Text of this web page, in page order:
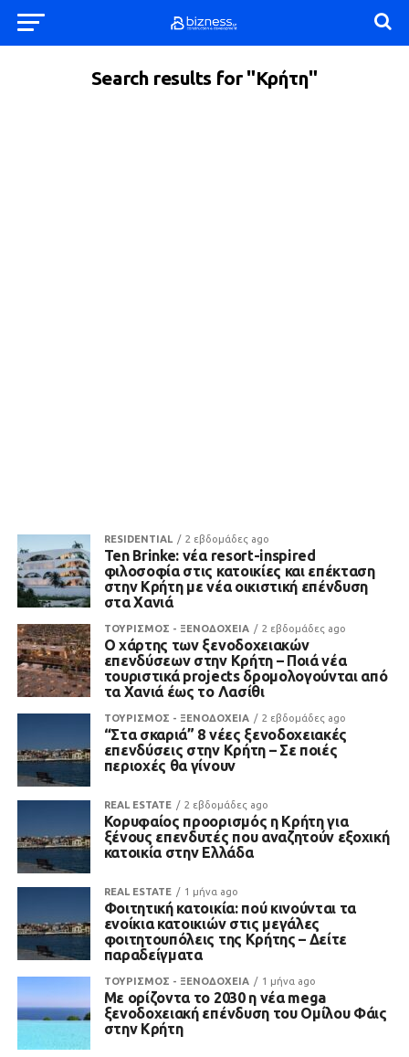
Search results for "Κρήτη"
RESIDENTIAL 2 εβδομάδες ago
Ten Brinke: νέα resort-inspired
φιλοσοφία στις κατοικίες και επέκταση
στην Κρήτη με νέα οικιστική επένδυση
στα Χανιά
ΤΟΥΡΙΣΜΟΣ - ΞΕΝΟΔΟΧΕΙΑ 2 εβδομάδες ago
Ο χάρτης των ξενοδοχειακών
επενδύσεων στην Κρήτη – Ποιά νέα
τουριστικά projects δρομολογούνται από
τα Χανιά έως το Λασίθι
ΤΟΥΡΙΣΜΟΣ - ΞΕΝΟΔΟΧΕΙΑ 2 εβδομάδες ago
“Στα σκαριά” 8 νέες ξενοδοχειακές
επενδύσεις στην Κρήτη – Σε ποιές
περιοχές θα γίνουν
REAL ESTATE 2 εβδομάδες ago
Κορυφαίος προορισμός η Κρήτη για
ξένους επενδυτές που αναζητούν εξοχική
κατοικία στην Ελλάδα
REAL ESTATE 1 μήνα ago
Φοιτητική κατοικία: πού κινούνται τα
ενοίκια κατοικιών στις μεγάλες
φοιτητουπόλεις της Κρήτης – Δείτε
παραδείγματα
ΤΟΥΡΙΣΜΟΣ - ΞΕΝΟΔΟΧΕΙΑ 1 μήνα ago
Με ορίζοντα το 2030 η νέα mega
ξενοδοχειακή επένδυση του Ομίλου Φάις
στην Κρήτη